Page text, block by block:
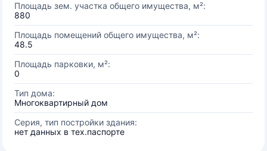
Площадь зем. участка общего имущества, м²:
880
Площадь помещений общего имущества, м²:
48.5
Площадь парковки, м²:
0
Тип дома:
Многоквартирный дом
Серия, тип постройки здания:
нет данных в тех.паспорте